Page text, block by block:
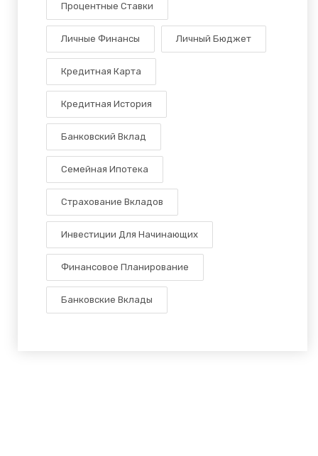
Процентные Ставки
Личные Финансы Личный Бюджет
Кредитная Карта
Кредитная История
Банковский Вклад
Семейная Ипотека
Страхование Вкладов
Инвестиции Для Начинающих
Финансовое Планирование
Банковские Вклады